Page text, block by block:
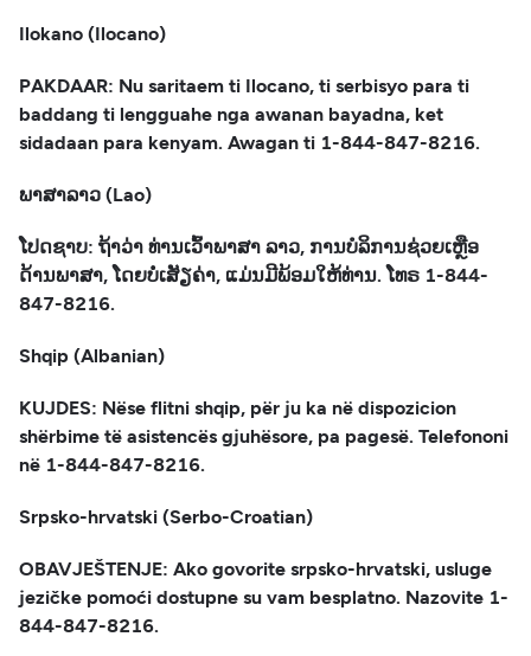
Ilokano (Ilocano)
PAKDAAR: Nu saritaem ti Ilocano, ti serbisyo para ti
baddang ti lengguahe nga awanan bayadna, ket
sidadaan para kenyam. Awagan ti 1-844-847-8216.
ພາສາລາວ (Lao)
ໂປດຊາບ: ຖ້າວ່າ ທ່ານເວົ້າພາສາ ລາວ, ການບໍລິການຊ່ວຍເຫຼືອ
ດ້ານພາສາ, ໂດຍບໍ່ເສັຽຄ່າ, ແມ່ນມີພ້ອມໃຫ້ທ່ານ. ໂທຣ 1-844-
847-8216.
Shqip (Albanian)
KUJDES: Nëse flitni shqip, për ju ka në dispozicion
shërbime të asistencës gjuhësore, pa pagesë. Telefononi
në 1-844-847-8216.
Srpsko-hrvatski (Serbo-Croatian)
OBAVJEŠTENJE: Ako govorite srpsko-hrvatski, usluge
jezičke pomoći dostupne su vam besplatno. Nazovite 1-
844-847-8216.